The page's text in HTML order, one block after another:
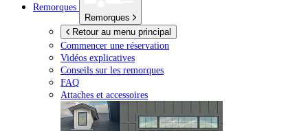
Remorques
Remorques
Retour au menu principal
Commencer une réservation
Vidéos explicatives
Conseils sur les remorques
FAQ
Attaches et accessoires